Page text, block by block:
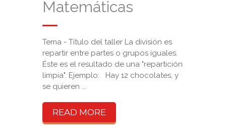
Matemáticas
Tema - Título del taller La división es
repartir entre partes o grupos iguales.
Éste es el resultado de una "repartición
limpia". Ejemplo: Hay 12 chocolates, y
se quieren ...
READ MORE